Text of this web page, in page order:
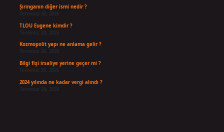
Şırınganın diğer ismi nedir ?
TLOU Eugene kimdir ?
Temmuz 29, 2026
Kozmopolit yapı ne anlama gelir ?
Bilgi fişi irsaliye yerine geçer mi ?
Temmuz 25, 2026
2024 yılında ne kadar vergi alındı ?